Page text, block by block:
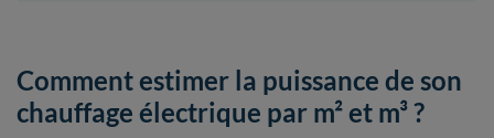
Comment estimer la puissance de son
chauffage électrique par m² et m³ ?